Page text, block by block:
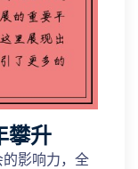
攀升
影响力，全